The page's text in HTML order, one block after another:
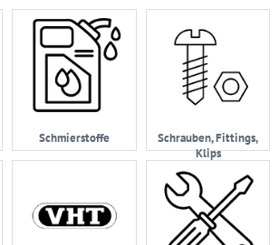
Schmierstoffe
Schrauben, Fittings,
Klips